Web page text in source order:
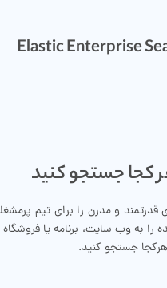
Elastic Enterprise
کجا جستجو کنید
و مدرن را برای تیم
به وب سایت، برنامه یا فروشگاه
جستجو کنید.